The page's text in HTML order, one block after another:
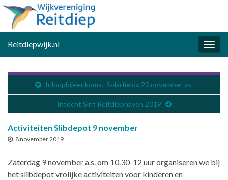
Reitdiepwijk.nl
Inloopbijeenkomst Solarfields 20 november as.
Intocht Sint Reitdiephaven 2019
Activiteiten Slibdepot 9 november
8 november 2019
Zaterdag 9 november a.s. om 10.30-12 uur organiseren we bij
het slibdepot vrolijke activiteiten voor kinderen en